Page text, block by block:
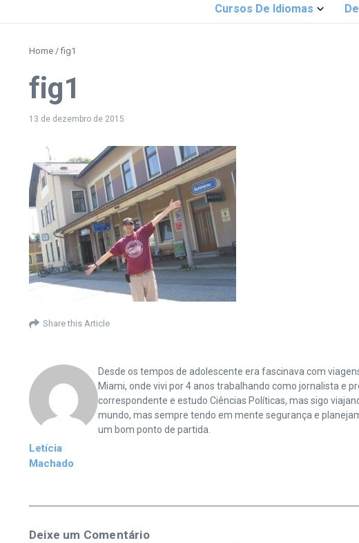
Cursos De Idiomas
Home /fig1
fig1
13 de dezembro de 2015
Share this Article
Letícia
Machado
Desde os tempos de adolescente era fascinava com
Miami, onde vivi por 4 anos trabalhando como jornalista e
correspondente e estudo Ciências Políticas, mas sigo
mundo, mas sempre tendo em mente segurança e
um bom ponto de partida.
Deixe um Comentário